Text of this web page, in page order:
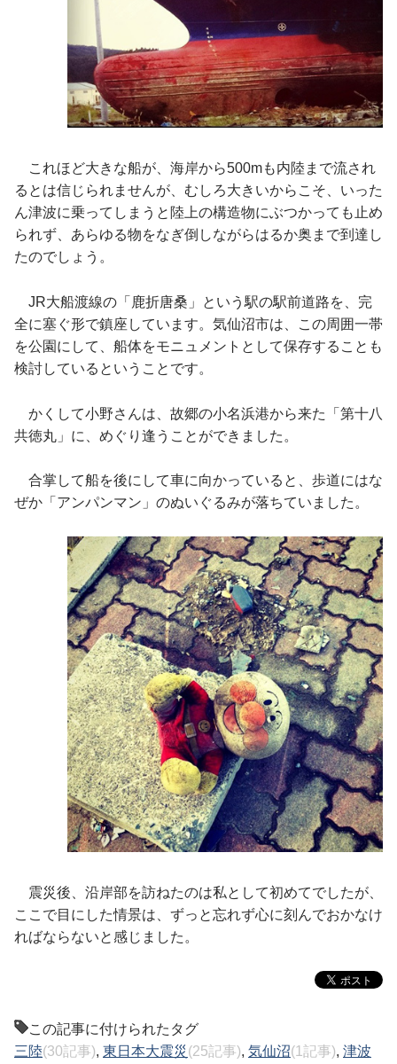
これほど大きな船が、海岸から500mも内陸まで流され
るとは信じられませんが、むしろ大きいからこそ、いった
ん津波に乗ってしまうと陸上の構造物にぶつかっても止め
られず、あらゆる物をなぎ倒しながらはるか奥まで到達し
たのでしょう。
JR大船渡線の「鹿折唐桑」という駅の駅前道路を、完
全に塞ぐ形で鎮座しています。気仙沼市は、この周囲一帯
を公園にして、船体をモニュメントとして保存することも
検討しているということです。
かくして小野さんは、故郷の小名浜港から来た「第十八
共徳丸」に、めぐり逢うことができました。
合掌して船を後にして車に向かっていると、歩道にはな
ぜか「アンパンマン」のぬいぐるみが落ちていました。
震災後、沿岸部を訪ねたのは私として初めてでしたが、
ここで目にした情景は、ずっと忘れず心に刻んでおかなけ
ればならないと感じました。
この記事に付けられたタグ
三陸(30記事), 東日本大震災 (25記事), 気仙沼(1記事), 津波